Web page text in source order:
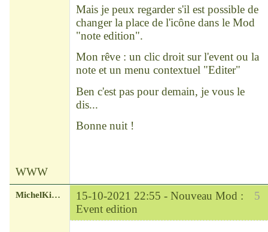
Mais je peux regarder s'il est possible de
changer la place de l'icône dans le Mod
"note edition".
Mon rêve : un clic droit sur l'event ou la
note et un menu contextuel "Editer"
Ben c'est pas pour demain, je vous le
dis...
Bonne nuit !
WWW
5
MichelKirsch 15-10-2021 22:55 - Nouveau Mod :
Event edition